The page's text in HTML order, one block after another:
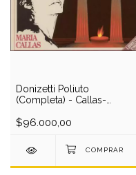
Donizetti Poliuto
(Completa) - Callas-
De Palma/Votto (en vivo,
$96.000,00